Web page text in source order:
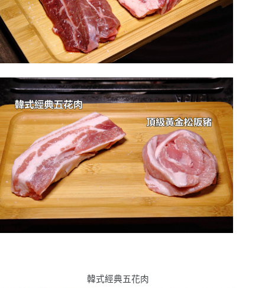
韓式經典五花肉